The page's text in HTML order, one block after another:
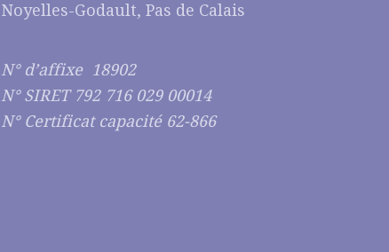
Noyelles-Godault, Pas de Calais
N° d’affixe 18902
N° SIRET 792 716 029 00014
N° Certificat capacité 62-866